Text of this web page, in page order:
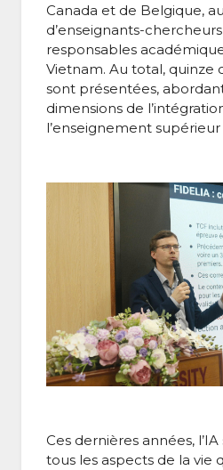
Canada et de Belgique,
d’enseignants-
responsables
Vietnam. Au total, quinze
sont présentées,
dimensions de
l’enseignement
Ces dernières années,
tous les aspects de la vie